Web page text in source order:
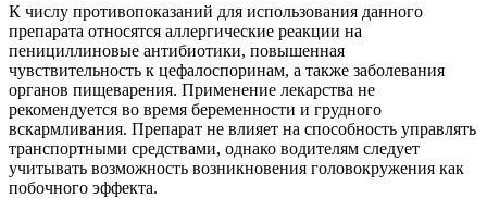
К числу противопоказаний для использования данного
препарата относятся аллергические реакции на
пенициллиновые антибиотики, повышенная
чувствительность к цефалоспоринам, а также заболевания
органов пищеварения. Применение лекарства не
рекомендуется во время беременности и грудного
вскармливания. Препарат не влияет на способность управлять
транспортными средствами, однако водителям следует
учитывать возможность возникновения головокружения как
побочного эффекта.